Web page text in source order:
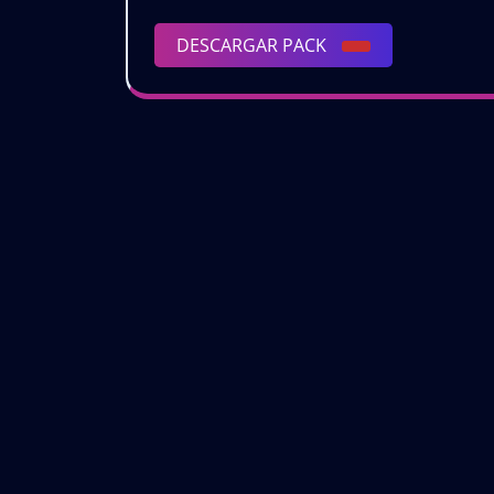
DESCARGAR PACK
DESCARGAR
PACK